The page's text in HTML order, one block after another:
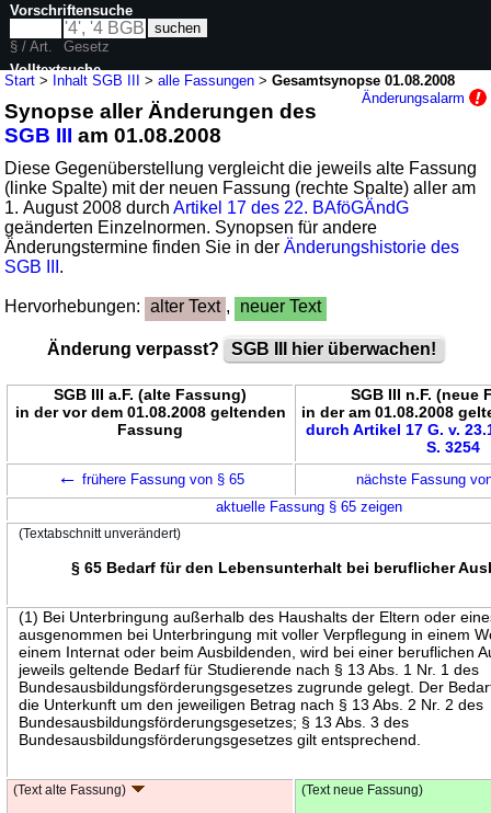
Start > Inhalt SGB III >alle Fassungen >Gesamtsynopse 01.08.2008
Änderungsalarm
Synopse aller Änderungen des
SGB III am 01.08.2008
Diese Gegenüberstellung vergleicht die jeweils alte Fassung
(linke Spalte) mit der neuen Fassung (rechte Spalte) aller am
1. August 2008 durchArtikel 17 des 22. BAföGÄndG
geänderten Einzelnormen. Synopsen für andere
Änderungstermine finden Sie in derÄnderungshistorie des
SGB III .
Hervorhebungen: alter Text , neuer Text
Änderung verpasst? SGB III hier überwachen!
SGB III a.F. (alte Fassung)
in der vor dem 01.08.2008 geltenden
Fassung
SGB III n.F. (neue
in der am 01.08.2008
durch Artikel 17 G. v.
S. 3254
← frühere Fassung von § 65
nächste Fassung
aktuelle Fassung § 65 zeigen
(Textabschnitt unverändert)
§ 65 Bedarf für den Lebensunterhalt bei beruflicher
(1) Bei Unterbringung außerhalb des Haushalts der Eltern oder
ausgenommen bei Unterbringung mit voller Verpflegung in einem
einem Internat oder beim Ausbildenden, wird bei einer beruflichen
jeweils geltende Bedarf für Studierende nach § 13 Abs. 1 Nr. 1 des
Bundesausbildungsförderungsgesetzes zugrunde gelegt. Der
die Unterkunft um den jeweiligen Betrag nach § 13 Abs. 2 Nr. 2 des
Bundesausbildungsförderungsgesetzes; § 13 Abs. 3 des
Bundesausbildungsförderungsgesetzes gilt entsprechend.
(Text alte Fassung) (Text neue Fassung)
Vorschriftensuche
§ / Art.
Gesetz
Volltextsuche
nur in SGB III